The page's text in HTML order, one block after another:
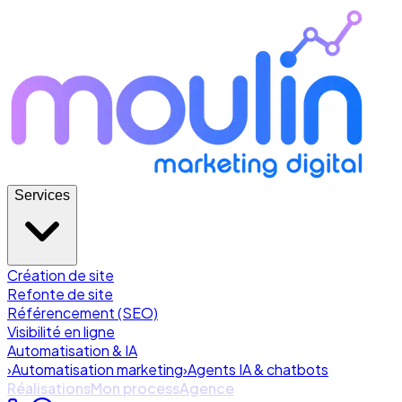
Services
Création de site
Refonte de site
Référencement (SEO)
Visibilité en ligne
Automatisation & IA
›Automatisation marketing›Agents IA & chatbots
RéalisationsMon processAgence